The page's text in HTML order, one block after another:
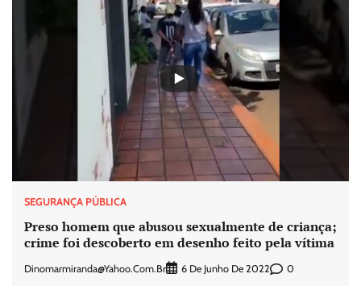
SEGURANÇA PÚBLICA
Preso homem que abusou sexualmente de criança;
crime foi descoberto em desenho feito pela vítima
Dinomarmiranda@yahoo.com.br 6 De Junho De 2022 0